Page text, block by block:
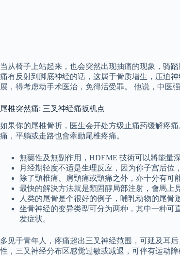
当从椅子上站起来，也会突然出现抽痛的现象，骑
痛有反射到脚底神经的话，这属于骨质增生，压迫
展，得考虑动手术医治，免得活受罪。 他说，中医
尾椎突然痛: 三叉神经痛扳机点
如果你的尾椎骨折，医生会开处方级止痛药缓解疼
痛，平躺或走路也會牽動尾椎疼痛。
無藥性及無副作用，HDEME 技術可以將能量
月经期轻度不适是生理反应，因为你子宫后位
除了頸椎痛、肩頸痛或頸痛之外，亦十分有可
最快的解決方法就是類固醇局部注射，會馬上
人类的尾骨是个很好的例子，哺乳动物的尾骨
坐骨神经的变异类型可分为两种，其中一种可
发症状。
多见于青年人，疼痛超出三叉神经范围，可延及耳
性，三叉神经分布区感觉过敏或减退，可伴有运动障